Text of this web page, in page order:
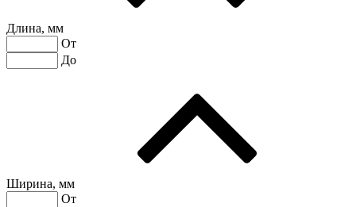
Длина, мм
От
До
Ширина, мм
От